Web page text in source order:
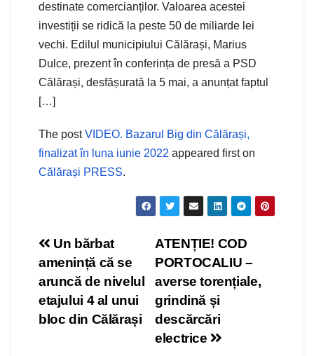
destinate comercianților. Valoarea acestei
investiții se ridică la peste 50 de miliarde lei
vechi. Edilul municipiului Călărași, Marius
Dulce, prezent în conferința de presă a PSD
Călărași, desfășurată la 5 mai, a anunțat faptul
[…]
The postVIDEO. Bazarul Big din Călărași,
finalizat în luna iunie 2022 appeared first on
Călărași PRESS.
Navigare
în
articole
ATENȚIE! COD
PORTOCALIU –
averse torențiale,
grindină și
descărcări
electrice
Un bărbat
amenință că se
aruncă de nivelul
etajului 4 al unui
bloc din Călărași